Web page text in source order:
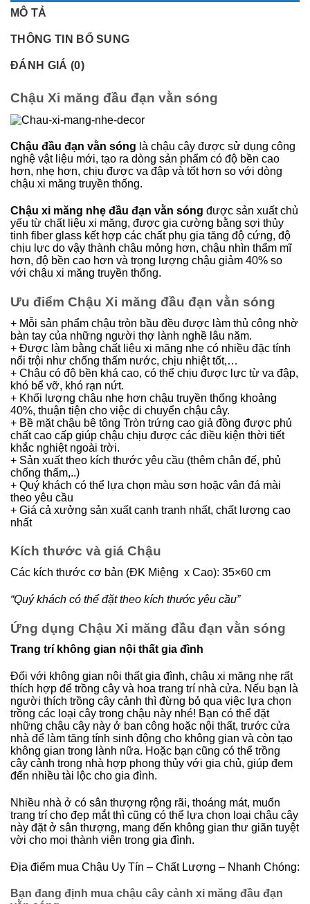
MÔ TẢ
THÔNG TIN BỔ SUNG
ĐÁNH GIÁ (0)
Chậu Xi măng đầu đạn vằn sóng
Chậu đầu đạn vằn sóng là chậu cây được sử dụng công
nghệ vật liệu mới, tạo ra dòng sản phẩm có độ bền cao
hơn, nhẹ hơn, chịu được va đập và tốt hơn so với dòng
chậu xi măng truyền thống.
Chậu xi măng nhẹ đầu đạn vằn sóng được sản xuất chủ
yếu từ chất liệu xi măng, được gia cường bằng sợi thủy
tinh fiber glass kết hợp các chất phụ gia tăng độ cứng, độ
chịu lực do vậy thành chậu mỏng hơn, chậu nhìn thẩm mĩ
hơn, độ bền cao hơn và trọng lượng chậu giảm 40% so
với chậu xi măng truyền thống.
Ưu điểm Chậu Xi măng đầu đạn vằn sóng
+ Mỗi sản phẩm chậu tròn bầu đều được làm thủ công nhờ
bàn tay của những người thợ lành nghề lâu năm.
+ Được làm bằng chất liệu xi măng nhẹ có nhiều đặc tính
nổi trội như chống thấm nước, chịu nhiệt tốt,…
+ Chậu có độ bền khá cao, có thể chịu được lực từ va đập,
khó bể vỡ, khó rạn nứt.
+ Khối lượng chậu nhẹ hơn chậu truyền thống khoảng
40%, thuận tiện cho việc di chuyển chậu cây.
+ Bề mặt chậu bê tông Tròn trứng cao giả đồng được phủ
chất cao cấp giúp chậu chịu được các điều kiện thời tiết
khắc nghiệt ngoài trời.
+ Sản xuất theo kích thước yêu cầu (thêm chân đế, phủ
chống thấm,..)
+ Quý khách có thể lựa chọn màu sơn hoặc vân đá mài
theo yêu cầu
+ Giá cả xưởng sản xuất cạnh tranh nhất, chất lượng cao
nhất
Kích thước và giá Chậu
Các kích thước cơ bản (ĐK Miệng x Cao): 35×60 cm
“Quý khách có thể đặt theo kích thước yêu cầu”
Ứng dụng Chậu Xi măng đầu đạn vằn sóng
Trang trí không gian nội thất gia đình
Đối với không gian nội thất gia đình, chậu xi măng nhẹ rất
thích hợp để trồng cây và hoa trang trí nhà cửa. Nếu bạn là
người thích trồng cây cảnh thì đừng bỏ qua việc lựa chọn
trồng các loại cây trong chậu này nhé! Bạn có thể đặt
những chậu cây này ở ban công hoặc nội thất, trước cửa
nhà để làm tăng tính sinh động cho không gian và còn tạo
không gian trong lành nữa. Hoặc bạn cũng có thể trồng
cây cảnh trong nhà hợp phong thủy với gia chủ, giúp đem
đến nhiều tài lộc cho gia đình.
Nhiều nhà ở có sân thượng rộng rãi, thoáng mát, muốn
trang trí cho đẹp mắt thì cũng có thể lựa chọn loại chậu cây
này đặt ở sân thượng, mang đến không gian thư giãn tuyệt
vời cho mọi thành viên trong gia đình.
Địa điểm mua Chậu Uy Tín – Chất Lượng – Nhanh Chóng:
Bạn đang định mua chậu cây cảnh xi măng đầu đạn